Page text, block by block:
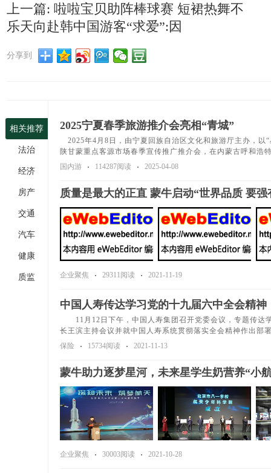
上一篇: 啦啦宝贝助阵棒球赛 短裙热舞不
乐天向赴韩中国游客“求爱”:因
分享到
2025宁夏春季旅游推介会亮相“青城”
2025年4月8日，由宁夏回族自治区文化和旅游厅主办，以
陕甘蒙重点客源市场春季宣传推广推介会，在内蒙古呼和浩
国内游
114287阅读 2025-04-08
质量是最大的正直 蒙牛启动“世界品质 要
企业聚焦 29311阅读 2021-11-19
中国人寿传达学习党的十九届六中全会精神
11月12日下午，中国人寿集团召开党委会议，专题传达
长王滨主持会议并就中国人寿系统贯彻落实全会精神作出部
保险
15734阅读 2021-11-13
蒙牛助力逐梦星河，未来星学生奶营养“小
企业聚焦 30003阅读 2021-10-28
相关推荐
法治
经济
房产
交通
汽车
健康
质监